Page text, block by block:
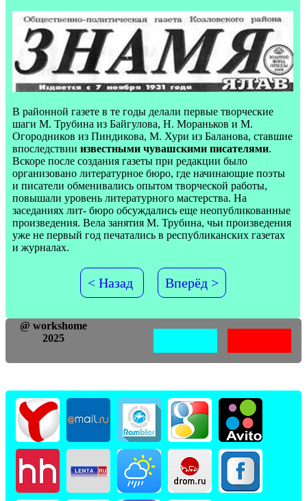
В районной газете в те годы делали первые творческие
шаги М. Трубина из Байгулова, Н. Мораньков и М.
Огородников из Пиндикова, М. Хури из Баланова, ставшие
впоследствии известными чувашскими писателями.
Вскоре после создания газеты при редакции было
организовано литературное бюро, где начинающие поэты
и писатели обменивались опытом творческой работы,
повышали уровень литературного мастерства. На
заседаниях лит- бюро обсуждались еще неопубликованные
произведения. Вела занятия М. Трубина, чьи произведения
уже не первый год печатались в республиканских газетах
и журналах.
< Назад Вперёд >
@ workshome
2025